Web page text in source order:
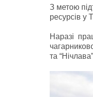
З метою
ресурсів у
Наразі
та